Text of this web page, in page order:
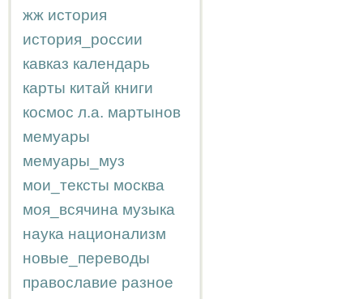
жж история
история_россии
кавказ календарь
карты китай книги
космос л.а. мартынов
мемуары
мемуары_муз
мои_тексты москва
моя_всячина музыка
наука национализм
новые_переводы
православие разное